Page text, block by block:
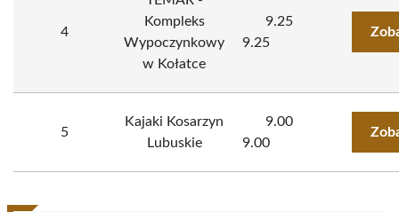
4
Kompleks
Wypoczynkowy
w Kołatce
9.25
9.25
5
Kajaki Kosarzyn
Lubuskie
9.00
9.00